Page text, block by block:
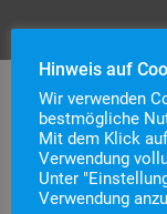
Einsatznummer
Einsatzstichwort
Hinweis auf
Wir verwenden
bestmögliche
Mit dem Klick
Verwendung
Unter
Verwendung